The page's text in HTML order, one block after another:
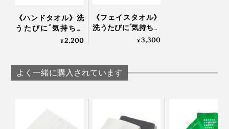
家中のあらゆる場所で、ジムやレジャー、旅行で、大活
バスタオル（縦120cm✕横60cm）
梅雨時期はもちろん、冬場の室内干しで、下着・靴下よ
り早く乾く速乾性に、何度助けられたことか。
バスタオルは、ベッドの枕元に敷いて使っていますが、
フカフカして気持ちいい！タオルに頬ずりしながら眠り
色褪せが気になりはじめた3年目、家のタオルすべてを
《ハンドタオル》洗
うたびに“気持ち良
さ”が進化！触れた瞬
YARN HOME
¥2,200
《フェイスタオル》
洗うたびに“気持ち良
さ”が進化！触れた瞬
YARN HOME
¥3,300
よく一緒に購入されています